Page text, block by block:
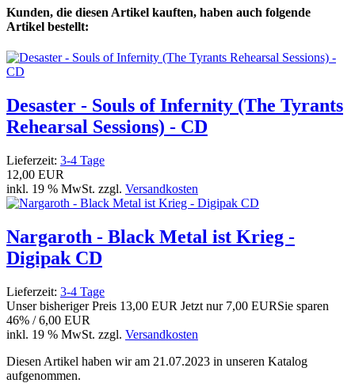
Kunden, die diesen Artikel kauften, haben auch folgende
Artikel bestellt:
Desaster - Souls of Infernity (The Tyrants
Rehearsal Sessions) - CD
Lieferzeit: 3-4 Tage
12,00 EUR
inkl. 19 % MwSt. zzgl. Versandkosten
Nargaroth - Black Metal ist Krieg -
Digipak CD
Lieferzeit: 3-4 Tage
Unser bisheriger Preis 13,00 EUR Jetzt nur 7,00 EURSie sparen
46% / 6,00 EUR
inkl. 19 % MwSt. zzgl. Versandkosten
Diesen Artikel haben wir am 21.07.2023 in unseren Katalog
aufgenommen.